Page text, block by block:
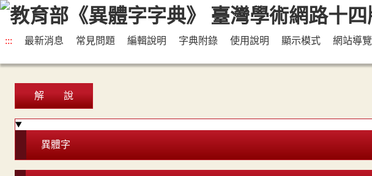
::: 最新消息 常見問題 編輯說明 字典附錄 使用說明 顯示模式 網站導覽
解 說
異體字